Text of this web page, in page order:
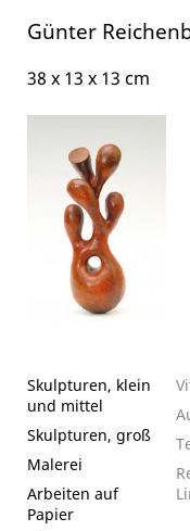
Günter
38 x 13 x 13 cm
Skulpturen, klein
und mittel
Skulpturen, groß
Malerei
Arbeiten auf
Papier